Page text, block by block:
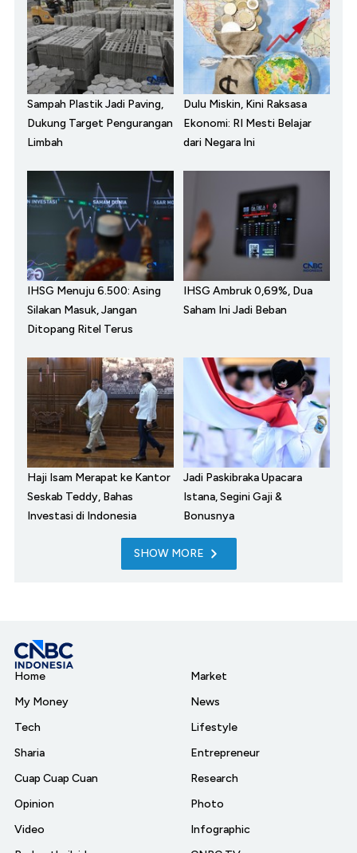
Sampah Plastik Jadi Paving,
Dukung Target Pengurangan
Limbah
Dulu Miskin, Kini Raksasa
Ekonomi: RI Mesti Belajar
dari Negara Ini
IHSG Menuju 6.500: Asing
Silakan Masuk, Jangan
Ditopang Ritel Terus
IHSG Ambruk 0,69%, Dua
Saham Ini Jadi Beban
Haji Isam Merapat ke Kantor
Seskab Teddy, Bahas
Investasi di Indonesia
Jadi Paskibraka Upacara
Istana, Segini Gaji &
Bonusnya
SHOW MORE
Home
My Money
Tech
Sharia
Cuap Cuap Cuan
Opinion
Video
Market
News
Lifestyle
Entrepreneur
Research
Photo
Infographic